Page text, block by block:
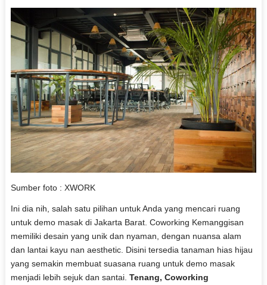
Sumber foto : XWORK
Ini dia nih, salah satu pilihan untuk Anda yang mencari ruang
untuk demo masak di Jakarta Barat. Coworking Kemanggisan
memiliki desain yang unik dan nyaman, dengan nuansa alam
dan lantai kayu nan aesthetic. Disini tersedia tanaman hias hijau
yang semakin membuat suasana ruang untuk demo masak
menjadi lebih sejuk dan santai. Tenang, Coworking